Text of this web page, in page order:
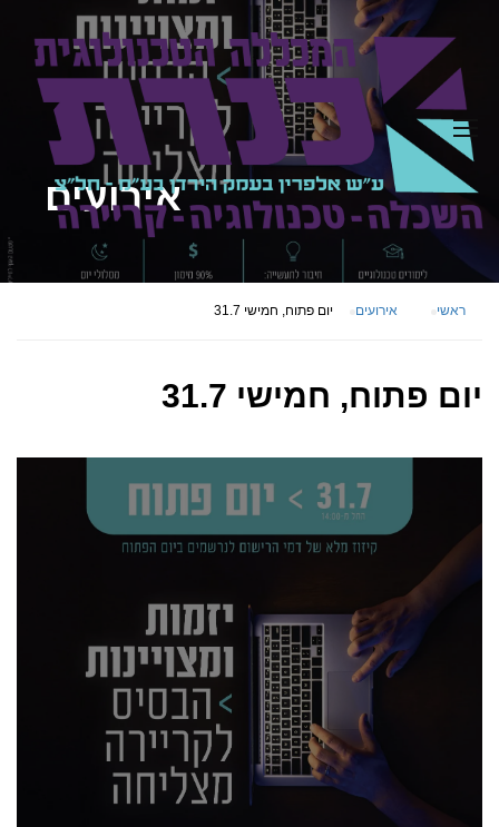
אירועים
ראשי אירועים יום פתוח, חמישי ‎ 31.7
יום פתוח, חמישי ‎ 31.7